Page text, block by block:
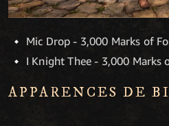
Mic Drop - 3,000 Marks of
I Knight Thee - 3,000 Marks
APPARENCES DE